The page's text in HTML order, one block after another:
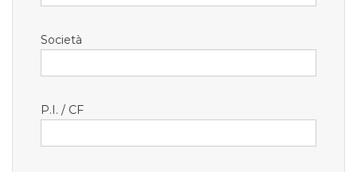
Società
P.I. / CF